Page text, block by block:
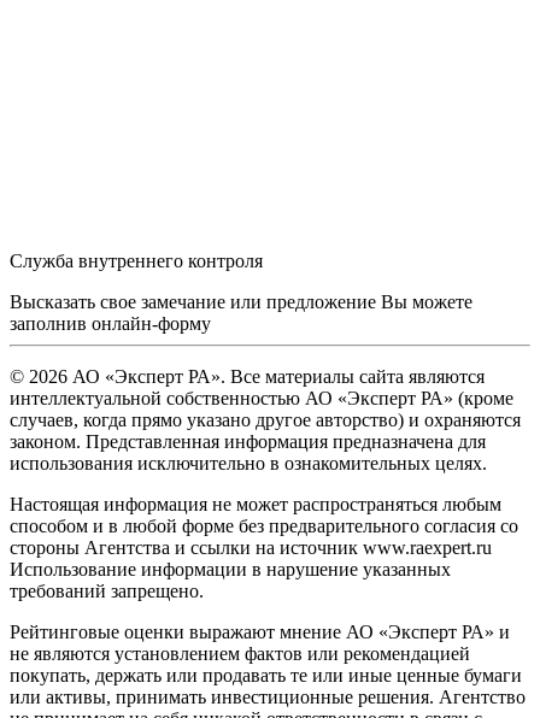
Служба внутреннего контроля
Высказать свое замечание или предложение Вы можете
заполнив онлайн-форму
© 2026 АО «Эксперт РА». Все материалы сайта являются
интеллектуальной собственностью АО «Эксперт РА» (кроме
случаев, когда прямо указано другое авторство) и охраняются
законом. Представленная информация предназначена для
использования исключительно в ознакомительных целях.
Настоящая информация не может распространяться любым
способом и в любой форме без предварительного согласия со
стороны Агентства и ссылки на источник www.raexpert.ru
Использование информации в нарушение указанных
требований запрещено.
Рейтинговые оценки выражают мнение АО «Эксперт РА» и
не являются установлением фактов или рекомендацией
покупать, держать или продавать те или иные ценные бумаги
или активы, принимать инвестиционные решения. Агентство